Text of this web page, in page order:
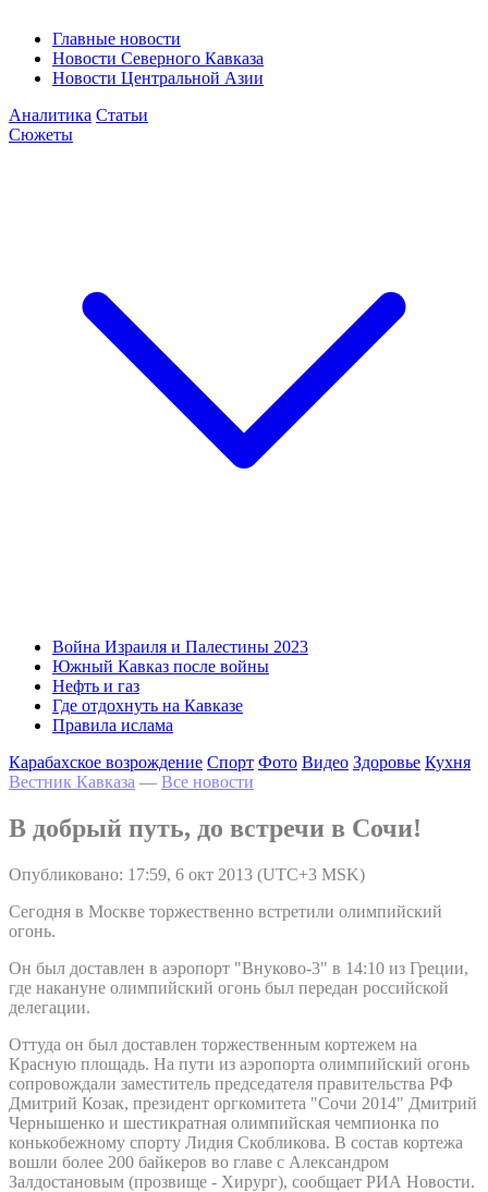
Главные новости
Новости Северного Кавказа
Новости Центральной Азии
Аналитика Статьи
Сюжеты
Война Израиля и Палестины 2023
Южный Кавказ после войны
Нефть и газ
Где отдохнуть на Кавказе
Правила ислама
Карабахское возрождение Спорт Фото Видео Здоровье Кухня
Вестник Кавказа — Все новости
В добрый путь, до встречи в Сочи!
Опубликовано: 17:59, 6 окт 2013 (UTC+3 MSK)
Сегодня в Москве торжественно встретили олимпийский
огонь.
Он был доставлен в аэропорт "Внуково-3" в 14:10 из Греции,
где накануне олимпийский огонь был передан российской
делегации.
Оттуда он был доставлен торжественным кортежем на
Красную площадь. На пути из аэропорта олимпийский огонь
сопровождали заместитель председателя правительства РФ
Дмитрий Козак, президент оргкомитета "Сочи 2014" Дмитрий
Чернышенко и шестикратная олимпийская чемпионка по
конькобежному спорту Лидия Скобликова. В состав кортежа
вошли более 200 байкеров во главе с Александром
Залдостановым (прозвище - Хирург), сообщает РИА Новости.